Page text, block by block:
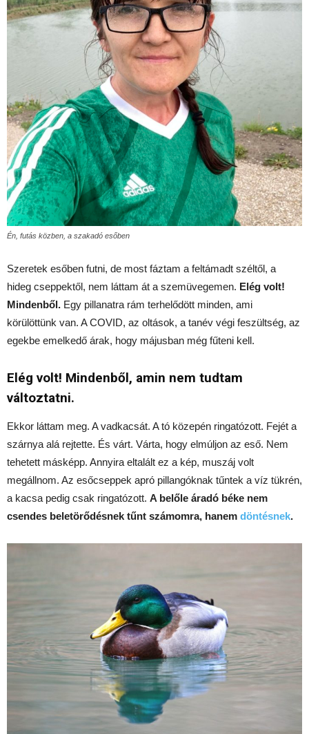
Én, futás közben, a szakadó esőben
Szeretek esőben futni, de most fáztam a feltámadt széltől, a
hideg cseppektől, nem láttam át a szemüvegemen. Elég volt!
Mindenből. Egy pillanatra rám terhelődött minden, ami
körülöttünk van. A COVID, az oltások, a tanév végi feszültség, az
egekbe emelkedő árak, hogy májusban még fűteni kell.
Elég volt! Mindenből, amin nem tudtam
változtatni.
Ekkor láttam meg. A vadkacsát. A tó közepén ringatózott. Fejét a
szárnya alá rejtette. És várt. Várta, hogy elmúljon az eső. Nem
tehetett másképp. Annyira eltalált ez a kép, muszáj volt
megállnom. Az esőcseppek apró pillangóknak tűntek a víz tükrén,
a kacsa pedig csak ringatózott. A belőle áradó béke nem
csendes beletörődésnek tűnt számomra, hanem döntésnek.